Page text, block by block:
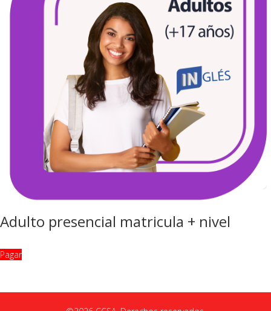
Adulto presencial matricula + nivel
Pagar